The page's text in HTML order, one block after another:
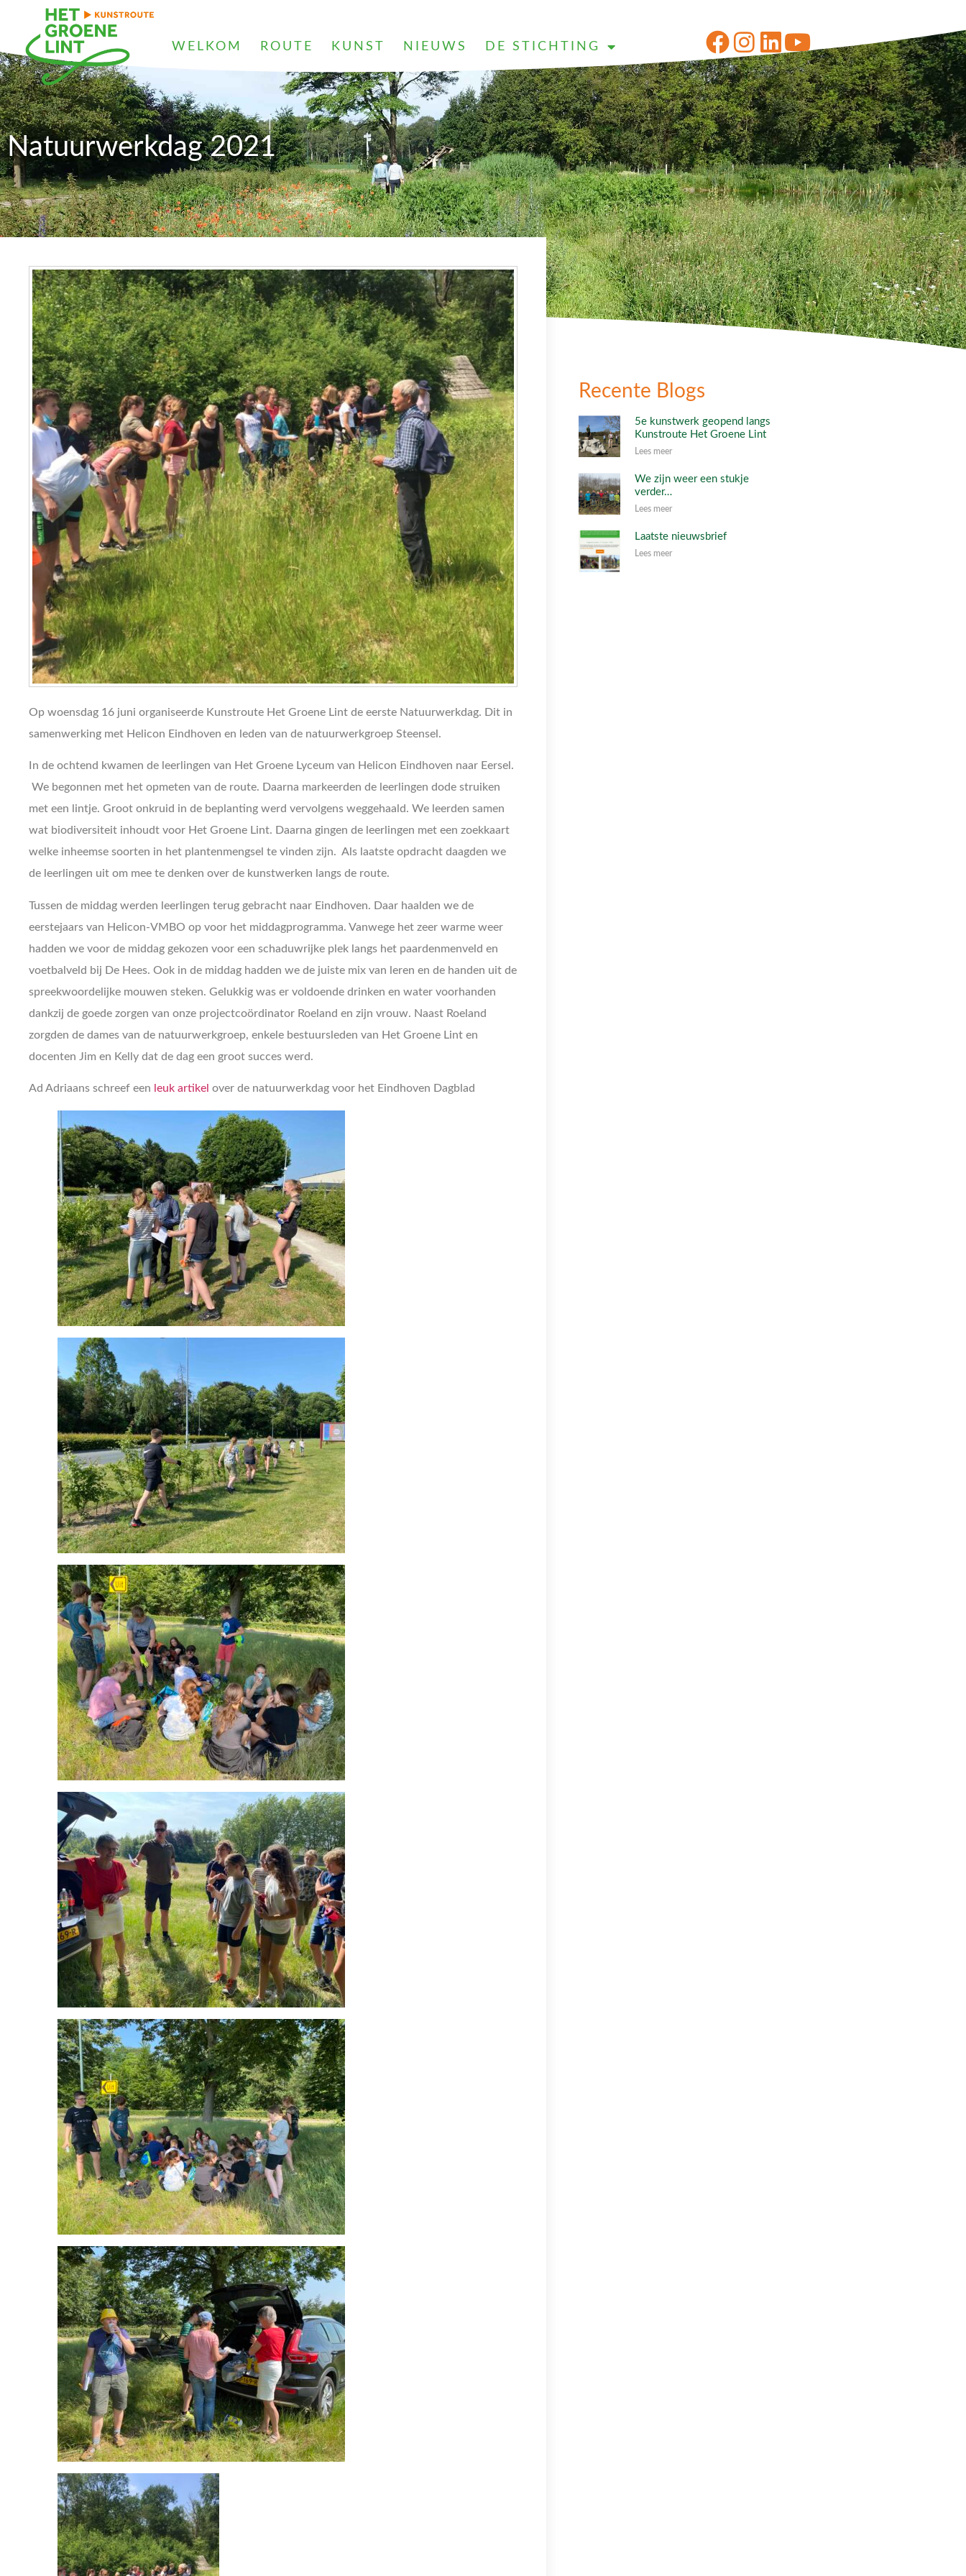
WELKOM ROUTE KUNST NIEUWS DE STICHTING
Natuurwerkdag 2021
Op woensdag 16 juni organiseerde Kunstroute Het Groene Lint de eerste Natuurwerkdag. Dit in
samenwerking met Helicon Eindhoven en leden van de natuurwerkgroep Steensel.
In de ochtend kwamen de leerlingen van Het Groene Lyceum van Helicon Eindhoven naar Eersel.
We begonnen met het opmeten van de route. Daarna markeerden de leerlingen dode struiken
met een lintje. Groot onkruid in de beplanting werd vervolgens weggehaald. We leerden samen
wat biodiversiteit inhoudt voor Het Groene Lint. Daarna gingen de leerlingen met een zoekkaart
welke inheemse soorten in het plantenmengsel te vinden zijn. Als laatste opdracht daagden we
de leerlingen uit om mee te denken over de kunstwerken langs de route.
Tussen de middag werden leerlingen terug gebracht naar Eindhoven. Daar haalden we de
eerstejaars van Helicon-VMBO op voor het middagprogramma. Vanwege het zeer warme weer
hadden we voor de middag gekozen voor een schaduwrijke plek langs het paardenmenveld en
voetbalveld bij De Hees. Ook in de middag hadden we de juiste mix van leren en de handen uit de
spreekwoordelijke mouwen steken. Gelukkig was er voldoende drinken en water voorhanden
dankzij de goede zorgen van onze projectcoördinator Roeland en zijn vrouw. Naast Roeland
zorgden de dames van de natuurwerkgroep, enkele bestuursleden van Het Groene Lint en
docenten Jim en Kelly dat de dag een groot succes werd.
Ad Adriaans schreef een leuk artikel over de natuurwerkdag voor het Eindhoven Dagblad
Recente Blogs
5e kunstwerk geopend langs
Kunstroute Het Groene Lint
Lees meer
We zijn weer een stukje
verder…
Lees meer
Laatste nieuwsbrief
Lees meer